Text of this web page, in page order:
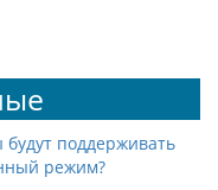
поддерживать
режим?